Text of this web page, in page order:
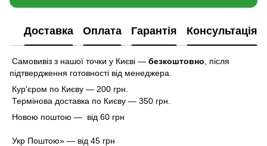
Доставка Оплата Гарантія Консультація
Самовивіз з нашої точки у Києві — безкоштовно
після
підтвердження готовності від менеджера.
Кур'єром по Києву — 200 грн.
Термінова доставка по Києву — 350 грн.
Новою поштою — від 60 грн
Укр Поштою» — від 45 грн